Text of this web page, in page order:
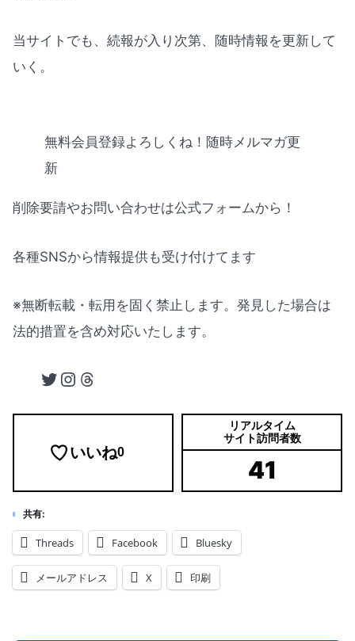
当サイトでも、続報が入り次第、随時情報を更新して
いく。
無料会員登録よろしくね！随時メルマガ更
新
削除要請やお問い合わせは公式フォームから！
各種SNSから情報提供も受け付けてます
※無断転載・転用を固く禁止します。発見した場合は
法的措置を含め対応いたします。
Twitter
Instagram
Threads
いいね0
リアルタイム
サイト訪問者数
41
共有:
Threads Facebook Bluesky
メールアドレス X 印刷